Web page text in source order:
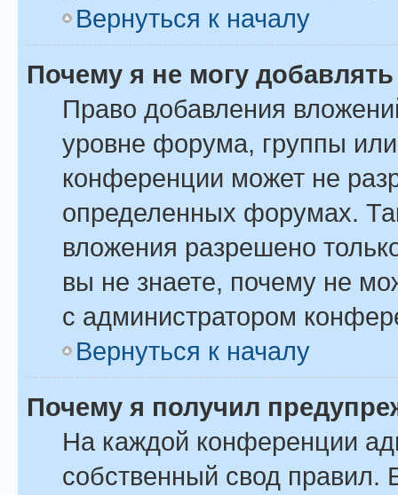
Вернуться к началу
Почему я не могу
Право добавления
уровне форума, группы
конференции может не
определенных форумах.
вложения разрешено
вы не знаете, почему не
с администратором
Вернуться к началу
Почему я получил
На каждой конференции
собственный свод